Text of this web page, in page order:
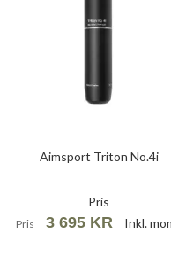
Aimsport Triton No.4i
Pris
Pris 3 695 KR Inkl.